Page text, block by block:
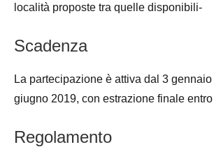
località proposte tra quelle disponibili-
Scadenza
La partecipazione è attiva dal 3
giugno 2019, con estrazione finale
Regolamento